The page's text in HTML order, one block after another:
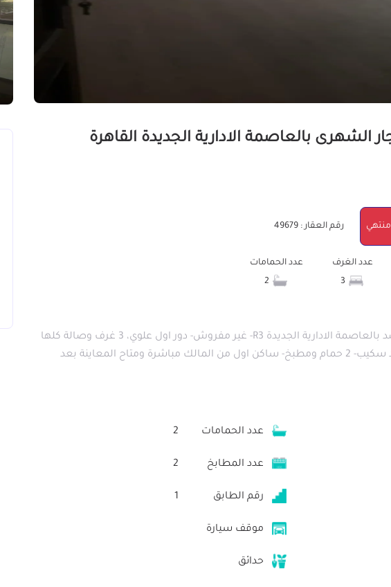
منتهي رقم العقار : 49679
عدد الغرف
عدد الحمامات
شقة 173م للايجار بكمباوند المقصد بالعاصمة الادارية الجديدة R3- غير مفروش- دور اول علوي، 3 غرف وصالة كلها
لها بلاكونات خاصة مطلة على لاند سكيب- 2 حمام ومطبخ- ساكن اول من المالك مباشرة ومتاح المعاينة بعد
عدد الحمامات 2
عدد المطابخ 2
رقم الطابق 1
موقف سيارة
حدائق